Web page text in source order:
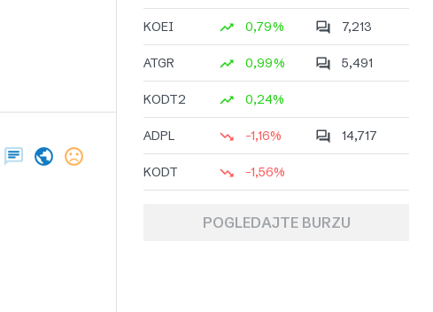
KOEI 0,79% 7,213
ATGR 0,99% 5,491
KODT2 0,24%
ADPL -1,16% 14,717
KODT -1,56%
POGLEDAJTE BURZU